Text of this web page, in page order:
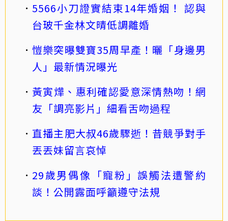
5566小刀證實結束14年婚姻！ 認與
台玻千金林文晴低調離婚
愷樂突曝雙寶35周早產！曬「身邊男
人」最新情況曝光
黃寅燁、惠利確認愛意深情熱吻！網
友「調亮影片」細看舌吻過程
直播主肥大叔46歲驟逝！昔競爭對手
丟丟妹留言哀悼
29歲男偶像「寵粉」誤觸法遭警約
談！公開露面呼籲遵守法規